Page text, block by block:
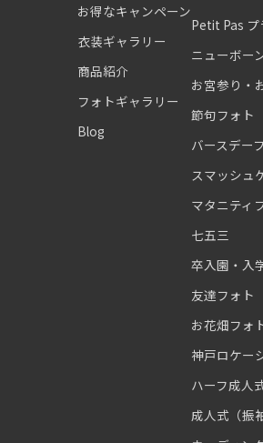
お得なキャンペーン
衣装ギャラリー
商品紹介
フォトギャラリー
Blog
Petit Pas プ
ニューボー
お宮参り・
節句フォト
バースデー
スマッシュ
マタニティ
七五三
卒入園・入
友達フォト
お花畑フォ
神戸ロケー
ハーフ成人
成人式（振